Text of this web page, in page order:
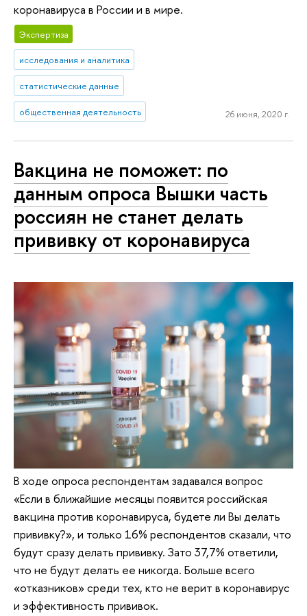
коронавируса в России и в мире.
Экспертиза
исследования и аналитика
статистические данные
общественная деятельность 26 июня, 2020 г.
Вакцина не поможет: по
данным опроса Вышки часть
россиян не станет делать
прививку от коронавируса
В ходе опроса респондентам задавался вопрос
«Если в ближайшие месяцы появится российская
вакцина против коронавируса, будете ли Вы делать
прививку?», и только 16% респондентов сказали, что
будут сразу делать прививку. Зато 37,7% ответили,
что не будут делать ее никогда. Больше всего
«отказников» среди тех, кто не верит в коронавирус
и эффективность прививок.